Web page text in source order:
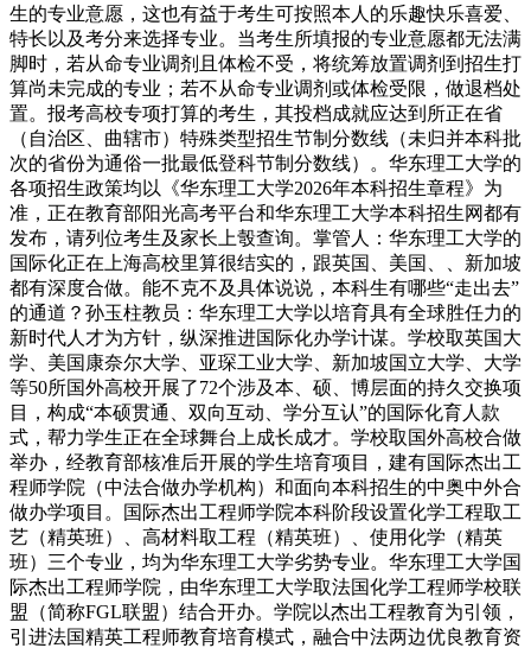
生的专业意愿，这也有益于考生可按照本人的乐趣快乐喜爱、
特长以及考分来选择专业。当考生所填报的专业意愿都无法满
脚时，若从命专业调剂且体检不受，将统筹放置调剂到招生打
算尚未完成的专业；若不从命专业调剂或体检受限，做退档处
置。报考高校专项打算的考生，其投档成就应达到所正在省
（自治区、曲辖市）特殊类型招生节制分数线（未归并本科批
次的省份为通俗一批最低登科节制分数线）。华东理工大学的
各项招生政策均以《华东理工大学2026年本科招生章程》为
准，正在教育部阳光高考平台和华东理工大学本科招生网都有
发布，请列位考生及家长上彀查询。掌管人：华东理工大学的
国际化正在上海高校里算很结实的，跟英国、美国、、新加坡
都有深度合做。能不克不及具体说说，本科生有哪些“走出去”
的通道？孙玉柱教员：华东理工大学以培育具有全球胜任力的
新时代人才为方针，纵深推进国际化办学计谋。学校取英国大
学、美国康奈尔大学、亚琛工业大学、新加坡国立大学、大学
等50所国外高校开展了72个涉及本、硕、博层面的持久交换项
目，构成“本硕贯通、双向互动、学分互认”的国际化育人款
式，帮力学生正在全球舞台上成长成才。学校取国外高校合做
举办，经教育部核准后开展的学生培育项目，建有国际杰出工
程师学院（中法合做办学机构）和面向本科招生的中奥中外合
做办学项目。国际杰出工程师学院本科阶段设置化学工程取工
艺（精英班）、高材料取工程（精英班）、使用化学（精英
班）三个专业，均为华东理工大学劣势专业。华东理工大学国
际杰出工程师学院，由华东理工大学取法国化学工程师学校联
盟（简称FGL联盟）结合开办。学院以杰出工程教育为引领，
引进法国精英工程师教育培育模式，融合中法两边优良教育资